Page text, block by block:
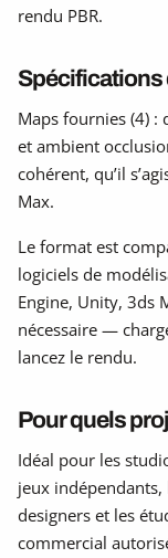
rendu PBR.
Spécifications
Maps fournies (4) :
et ambient
cohérent, qu’il
Max.
Le format est
logiciels de
Engine, Unity, 3ds
nécessaire —
lancez le rendu.
Pour quels
Idéal pour les
jeux indépendants,
designers et les
commercial